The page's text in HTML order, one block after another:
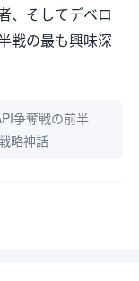
、そしてデベロ
戦の最も興味深
争奪戦の前半
略神話